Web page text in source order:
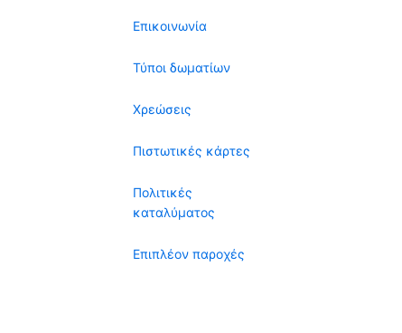
Επικοινωνία
Τύποι δωματίων
Χρεώσεις
Πιστωτικές κάρτες
Πολιτικές
καταλύματος
Επιπλέον παροχές